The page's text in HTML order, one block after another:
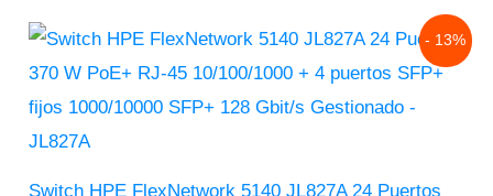
- 13%
Switch HPE FlexNetwork 5140 JL827A 24 Puertos
Original
was:
Current
is: